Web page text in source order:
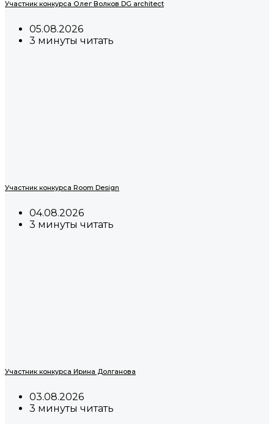
Участник конкурса Олег Волков DG architect
05.08.2026
3 минуты читать
Участник конкурса Room Design
04.08.2026
3 минуты читать
Участник конкурса Ирина Долганова
03.08.2026
3 минуты читать